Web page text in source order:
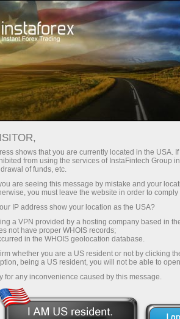
تحليلات الفوركس
المراجعات التحليلية
News
25.03.2025 11:57 AM
وتعزيز العملات الرقمية:
الانطلاقة في الأسواق
shows that you are currently located in the USA.
from using the services of InstaFintech Group
of funds, etc.
are seeing this message by mistake and your
you must leave the website in order to
IP address show your location as the USA?
a VPN provided by a hosting company based in
not have proper WHOIS records;
in the WHOIS geolocation database.
whether you are a US resident or not by clicking
being a US resident, you will not be able to
for any inconvenience caused by this message.